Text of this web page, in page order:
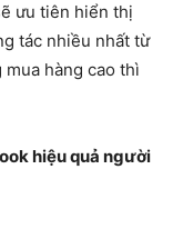
ưu tiên hiển thị
tác nhiều nhất từ
hàng cao thì
hiệu quả người